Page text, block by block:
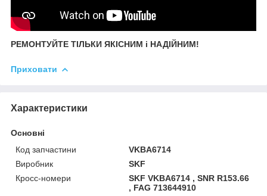
РЕМОНТУЙТЕ ТІЛЬКИ ЯКІСНИМ і НАДІЙНИМ!
Приховати
Характеристики
Основні
Код запчастини
VKBA6714
Виробник
SKF
Кросс-номери
SKF VKBA6714 , SNR R153.66
, FAG 713644910